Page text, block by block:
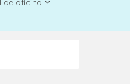
de oficina